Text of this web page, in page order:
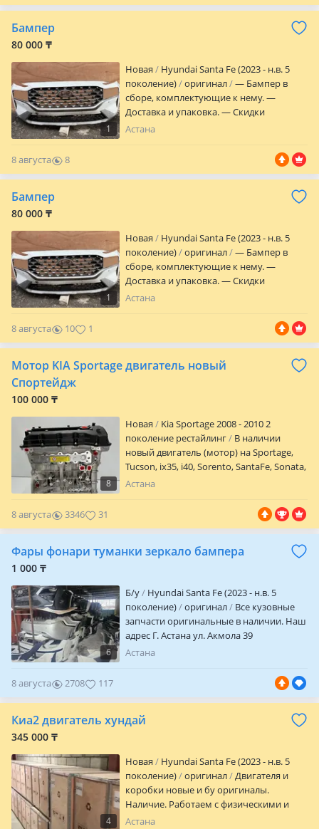
Бампер
80 000 ₸
1
Новая
Hyundai Santa Fe (2023 - н.в. 5
поколение)
оригинал
— Бампер в
сборе, комплектующие к нему. —
Доставка и упаковка. — Скидки
обязательным клиентам. — Фото и
Астана
8 августа
8
0
Бампер
80 000 ₸
1
Новая
Hyundai Santa Fe (2023 - н.в. 5
поколение)
оригинал
— Бампер в
сборе, комплектующие к нему. —
Доставка и упаковка. — Скидки
обязательным клиентам. — Фото и
Астана
8 августа 10 1
Мотор KIA Sportage двигатель новый
Спортейдж
100 000 ₸
8
Новая
Kia Sportage 2008 - 2010 2
поколение рестайлинг
В наличии
новый двигатель (мотор) на Sportage,
Tucson, ix35, i40, Sorento, SantaFe, Sonata,
Optima, K5, Soul, Creta, Seltos. Так же есть
Применение: HYUNDAI — Accent, Solaris,
Elantra, Avante, Bayon, i20, i30, i40, Sonata,
Picanto, Rio, RioX, Soul, Cerato, Ceed, Soul,
-Гарантия -Рассрочка/кредит -Доставка
по всему РК -Есть свои автосервисы по
установке -Работаем с физическими и
юридическими лицами
Астана
8 августа 3346 31
Фары фонари туманки зеркало бампера
1 000 ₸
6
Б/y
Hyundai Santa Fe (2023 - н.в. 5
поколение)
оригинал
Все кузовные
запчасти оригинальные в наличии. Наш
адрес Г. Астана ул. Акмола 39
Астана
8 августа 2708 117
Киа2 двигатель хундай
345 000 ₸
4
Новая
Hyundai Santa Fe (2023 - н.в. 5
поколение)
оригинал
Двигателя и
коробки новые и бу оригиналы.
Наличие. Работаем с физическими и
юридическими лицами. Гарантия 3мес и
Астана